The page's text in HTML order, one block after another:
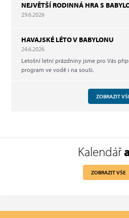
NEJVĚTŠÍ RODINNÁ HRA S
29.6.2026
HAVAJSKÉ LÉTO V BABYLONU
24.6.2026
Letošní letní prázdniny jsme pro Vás
program ve vodě i na souši.
ZOBRAZIT
Kalendář
ZOBRAZIT VŠE